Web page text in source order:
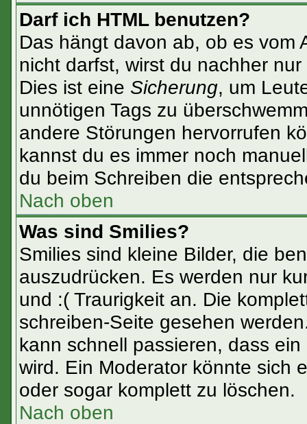
Darf ich HTML benutzen?
Das hängt davon ab, ob es vom
nicht darfst, wirst du nachher
Dies ist eine Sicherung, um
unnötigen Tags zu
andere Störungen hervorrufen
kannst du es immer noch
du beim Schreiben die
Nach oben
Was sind Smilies?
Smilies sind kleine Bilder, die
auszudrücken. Es werden nur
und :( Traurigkeit an. Die
schreiben-Seite gesehen
kann schnell passieren, dass
wird. Ein Moderator könnte sich
oder sogar komplett zu löschen.
Nach oben